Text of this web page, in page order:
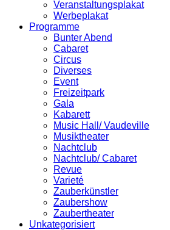
Veranstaltungsplakat
Werbeplakat
Programme
Bunter Abend
Cabaret
Circus
Diverses
Event
Freizeitpark
Gala
Kabarett
Music Hall/ Vaudeville
Musiktheater
Nachtclub
Nachtclub/ Cabaret
Revue
Varieté
Zauberkünstler
Zaubershow
Zaubertheater
Unkategorisiert